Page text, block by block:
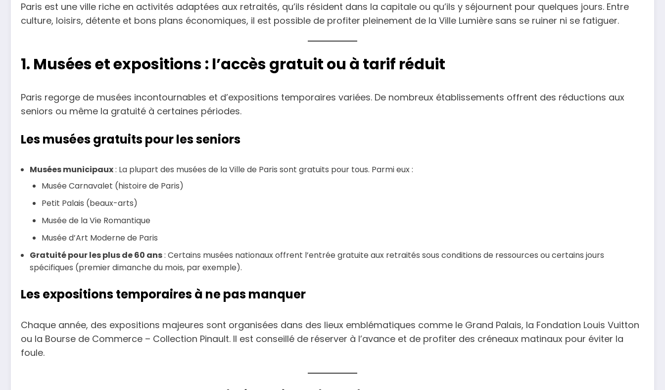
Paris est une ville riche en activités adaptées aux retraités, qu’ils résident dans la capitale ou qu’ils y séjournent pour quelques jours. Entre
culture, loisirs, détente et bons plans économiques, il est possible de profiter pleinement de la Ville Lumière sans se ruiner ni se fatiguer.
1. Musées et expositions : l’accès gratuit ou à tarif réduit
Paris regorge de musées incontournables et d’expositions temporaires variées. De nombreux établissements offrent des réductions aux
seniors ou même la gratuité à certaines périodes.
Les musées gratuits pour les seniors
Musées municipaux: La plupart des musées de la Ville de Paris sont gratuits pour tous. Parmi eux :
Musée Carnavalet (histoire de Paris)
Petit Palais (beaux-arts)
Musée de la Vie Romantique
Musée d’Art Moderne de Paris
Gratuité pour les plus de 60 ans: Certains musées nationaux offrent l’entrée gratuite aux retraités sous conditions de ressources ou certains jours
spécifiques (premier dimanche du mois, par exemple).
Les expositions temporaires à ne pas manquer
Chaque année, des expositions majeures sont organisées dans des lieux emblématiques comme le Grand Palais, la Fondation Louis Vuitton
ou la Bourse de Commerce – Collection Pinault. Il est conseillé de réserver à l’avance et de profiter des créneaux matinaux pour éviter la
foule.